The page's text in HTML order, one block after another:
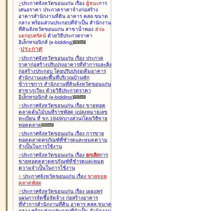
>ประกาศจังหวัดขอนแก่น เรื่อง ผู้ชนะการ
เสนอราคา ประกวดราคาจ้างก่อสร้าง
อาคารสำนักงานที่ดิน อาคาร คสล.ขนาด
กลาง พร้อมส่วนประกอบที่จำเป็น สำนักงาน
ที่ดินจังหวัดขอนแก่น สาขาน้ำพอง ส่วน
แยกอุบลรัตน์ ด้วยวิธีประกวดราคา
อิเล็กทรอนิกส์ (e-bidding)
-ประกาศ
>ประกาศจังหวัดขอนแก่น เรื่อง ประกวด
ราคาก่อสร้างปรับปรุงอาคารที่ทำการและสิ่ง
ก่อสร้างประกอบ โดยปรับปรุง่อเติมอาคาร
สำนักงานและพื้นที่บริเวณบ้านพัก
ข้าราชการ สำนักงานที่ดินจังหวัดขอนแก่น
สาขาภูเวียง ด้วยวิธีประกวดราคา
อิเล็กทรอนิกส์ (e-bidding)
>ประกาศจังหวัดขอนแก่น เรื่อง ขายทอด
ตลาดต้นไม้บนที่ราชพัสดุ แปลงหมายเลข
ทะเบียน ที่ ขก.1849(บางส่วน)โดยวิธีขาย
ทอดตลาด
>ประกาศจังหวัดขอนแก่น เรื่อง การขาย
ทอดตลาดครุภัณฑ์ที่ชำรุดและหมดความ
จำเป็นในการใช้งาน
>ประกาศจังหวัดขอนแก่น เรื่อง ยกเลิกการ
ขายทอดตลาดครุภัณฑ์ที่ชำรุดและหมด
ความจำเป็นในการใช้งาน
> ประกาศจังหวัดขอนแก่น เรื่อง ขายทอด
ตลาดพัสดุ
>ประกาศจังหวัดขอนแก่น เรื่อง เผยแพร่
แผนการจัดซื้อจัดจ้าง ก่อสร้างอาคาร
ที่ทำการสำนักงานที่ดิน อาคาร คสล.ขนาด